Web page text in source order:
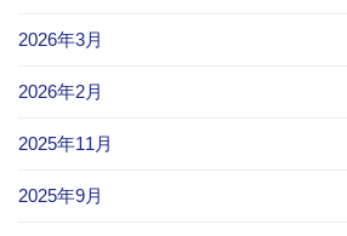
2026年3月
2026年2月
2025年11月
2025年9月